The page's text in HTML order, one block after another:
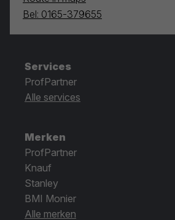
Bel: 0165-379655
Services
ProfPartner
Alle services
Merken
ProfPartner
Knauf
Stanley
BMI Monier
Alle merken